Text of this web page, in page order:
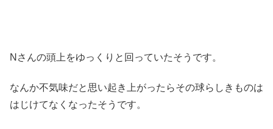
Nさんの頭上をゆっくりと回っていたそうです。
なんか不気味だと思い起き上がったらその球らしきものは
はじけてなくなったそうです。